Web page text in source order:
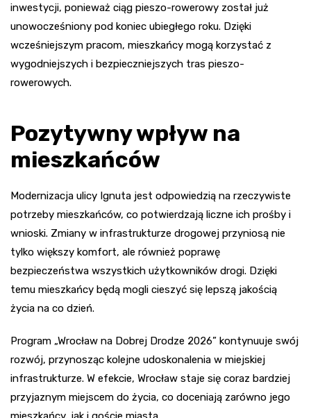
inwestycji, ponieważ ciąg pieszo-rowerowy został już
unowocześniony pod koniec ubiegłego roku. Dzięki
wcześniejszym pracom, mieszkańcy mogą korzystać z
wygodniejszych i bezpieczniejszych tras pieszo-
rowerowych.
Pozytywny wpływ na
mieszkańców
Modernizacja ulicy Ignuta jest odpowiedzią na rzeczywiste
potrzeby mieszkańców, co potwierdzają liczne ich prośby i
wnioski. Zmiany w infrastrukturze drogowej przyniosą nie
tylko większy komfort, ale również poprawę
bezpieczeństwa wszystkich użytkowników drogi. Dzięki
temu mieszkańcy będą mogli cieszyć się lepszą jakością
życia na co dzień.
Program „Wrocław na Dobrej Drodze 2026” kontynuuje swój
rozwój, przynosząc kolejne udoskonalenia w miejskiej
infrastrukturze. W efekcie, Wrocław staje się coraz bardziej
przyjaznym miejscem do życia, co doceniają zarówno jego